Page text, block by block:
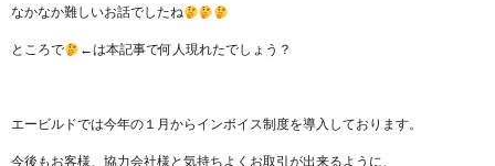
なかなか難しいお話でしたね
ところで ←は本記事で何人現れたでしょう？
エービルドでは今年の１月からインボイス制度を導入しております。
今後もお客様、協力会社様と気持ちよくお取引が出来るように、